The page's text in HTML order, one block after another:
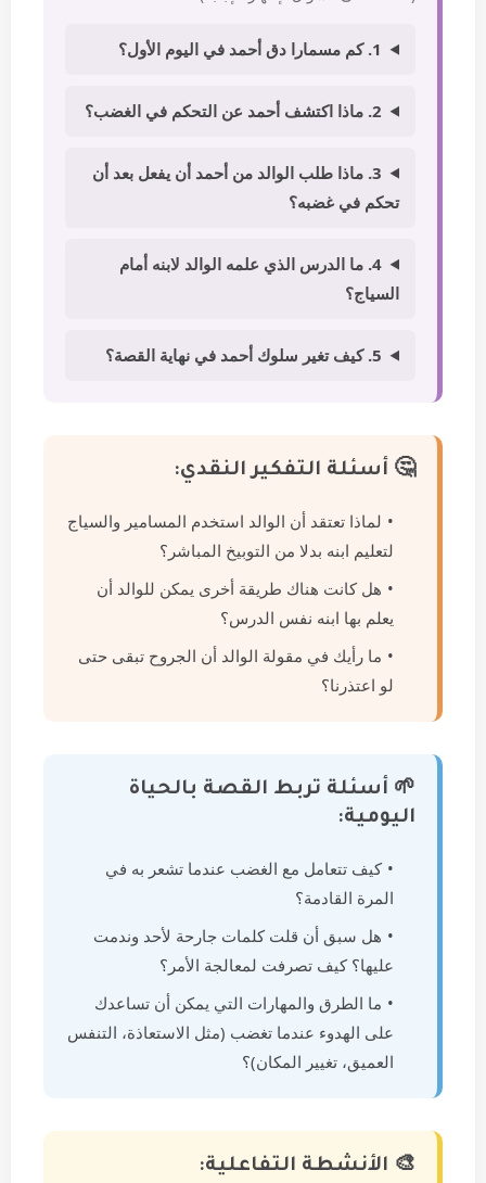
1. كم مسمارا دق أحمد في اليوم الأول؟
2. ماذا اكتشف أحمد عن التحكم في الغضب؟
3. ماذا طلب الوالد من أحمد أن يفعل بعد أن
تحكم في غضبه؟
4. ما الدرس الذي علمه الوالد لابنه أمام
السياج؟
5. كيف تغير سلوك أحمد في نهاية القصة؟
🤔 أسئلة التفكير النقدي:
لماذا تعتقد أن الوالد استخدم المسامير والسياج
لتعليم ابنه بدلا من التوبيخ المباشر؟
هل كانت هناك طريقة أخرى يمكن للوالد أن
يعلم بها ابنه نفس الدرس؟
ما رأيك في مقولة الوالد أن الجروح تبقى حتى
لو اعتذرنا؟
🌱 أسئلة تربط القصة بالحياة
اليومية:
كيف تتعامل مع الغضب عندما تشعر به في
المرة القادمة؟
هل سبق أن قلت كلمات جارحة لأحد وندمت
عليها؟ كيف تصرفت لمعالجة الأمر؟
ما الطرق والمهارات التي يمكن أن تساعدك
على الهدوء عندما تغضب (مثل الاستعاذة، التنفس
العميق، تغيير المكان)؟
🎨 الأنشطة التفاعلية: